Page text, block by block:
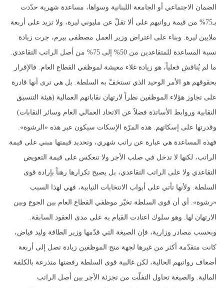
الضمان الاجتماعي أو الجامعة اللبنانية وسواها، مساعدة شهرية حدّدت
بـ75% من قيمة رواتبهم على ألا تقلّ عن مليوني ليرة، ولا تزيد على أربعة
ملايين ليرة. وبناء على اعتراض وزير العمل مصطفى بيرم، جرت زيادة
نسبة المساعدة للمتقاعدين من 50% إلى 75% من أصل الراتب التقاعدي.
ما لم يُناقش فعلياً، هو زيادة غلاء معيشة لموظفي القطاع العام. فالإقرار
بحقوقهم هو الأمر الوحيد الذي تستخفّ به السلطة. بل هي ترى أنها قادرة
على تجاوز هؤلاء الموظفين نظراً لارتهان نقاباتهم العمالية (هيئة التنسيق
النقابية وروابط الأساتذة فضلاً عن الاتحاد العمالي العام وسائر النقابات)
وقدرتها على إسكاتهم. هذه المرّة الإسكات سيكون عبر هذه «الرشوة».
فهذه المساعدة هي عبارة عن راتب شهري، وتحديد قيمتها مبني على قيمة
الراتب، لكنها لا تدخل في صلب الأجر ولا تنعكس على قيمة التعويض
التقاعدي ولا على الراتب التقاعدي، بل يصبح تكرارها رهناً بإرادة قوى
السلطة. ولأنها تأتي على أبواب الانتخابات النيابية، فهي لهذا السبب
«رشوة». أي أن قوى السلطة تخيّر موظفي القطاع العام بين الجوع وبين
الارتهان لها. وهو سلوك اعتادت القيام به على مدى العقود السابقة.
وبحسب مصادر وزارية، فإن الصيغة التي قدّمها وزير الطاقة وليد فياض،
كانت متقدّمة أكثر من غيرها لجهة منح الموظفين زيادة تصل إلى أربعة
أضعاف رواتبهم الحالية، لكن غالبية قوى السلطة رفضتها متذرعة بالكلفة
المالية. والصيغة تحاول التفلّت من تجزئة الأجر بين أصل الراتب